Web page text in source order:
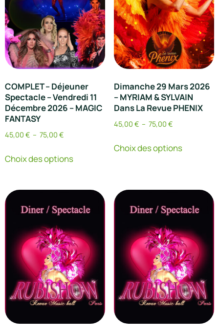
COMPLET – Déjeuner
Spectacle – Vendredi 11
Décembre 2026 – MAGIC
FANTASY
45,00 € – 75,00 €
Choix des options
Dimanche 29 Mars 2026
– MYRIAM & SYLVAIN
Dans La Revue PHENIX
45,00 € – 75,00 €
Choix des options